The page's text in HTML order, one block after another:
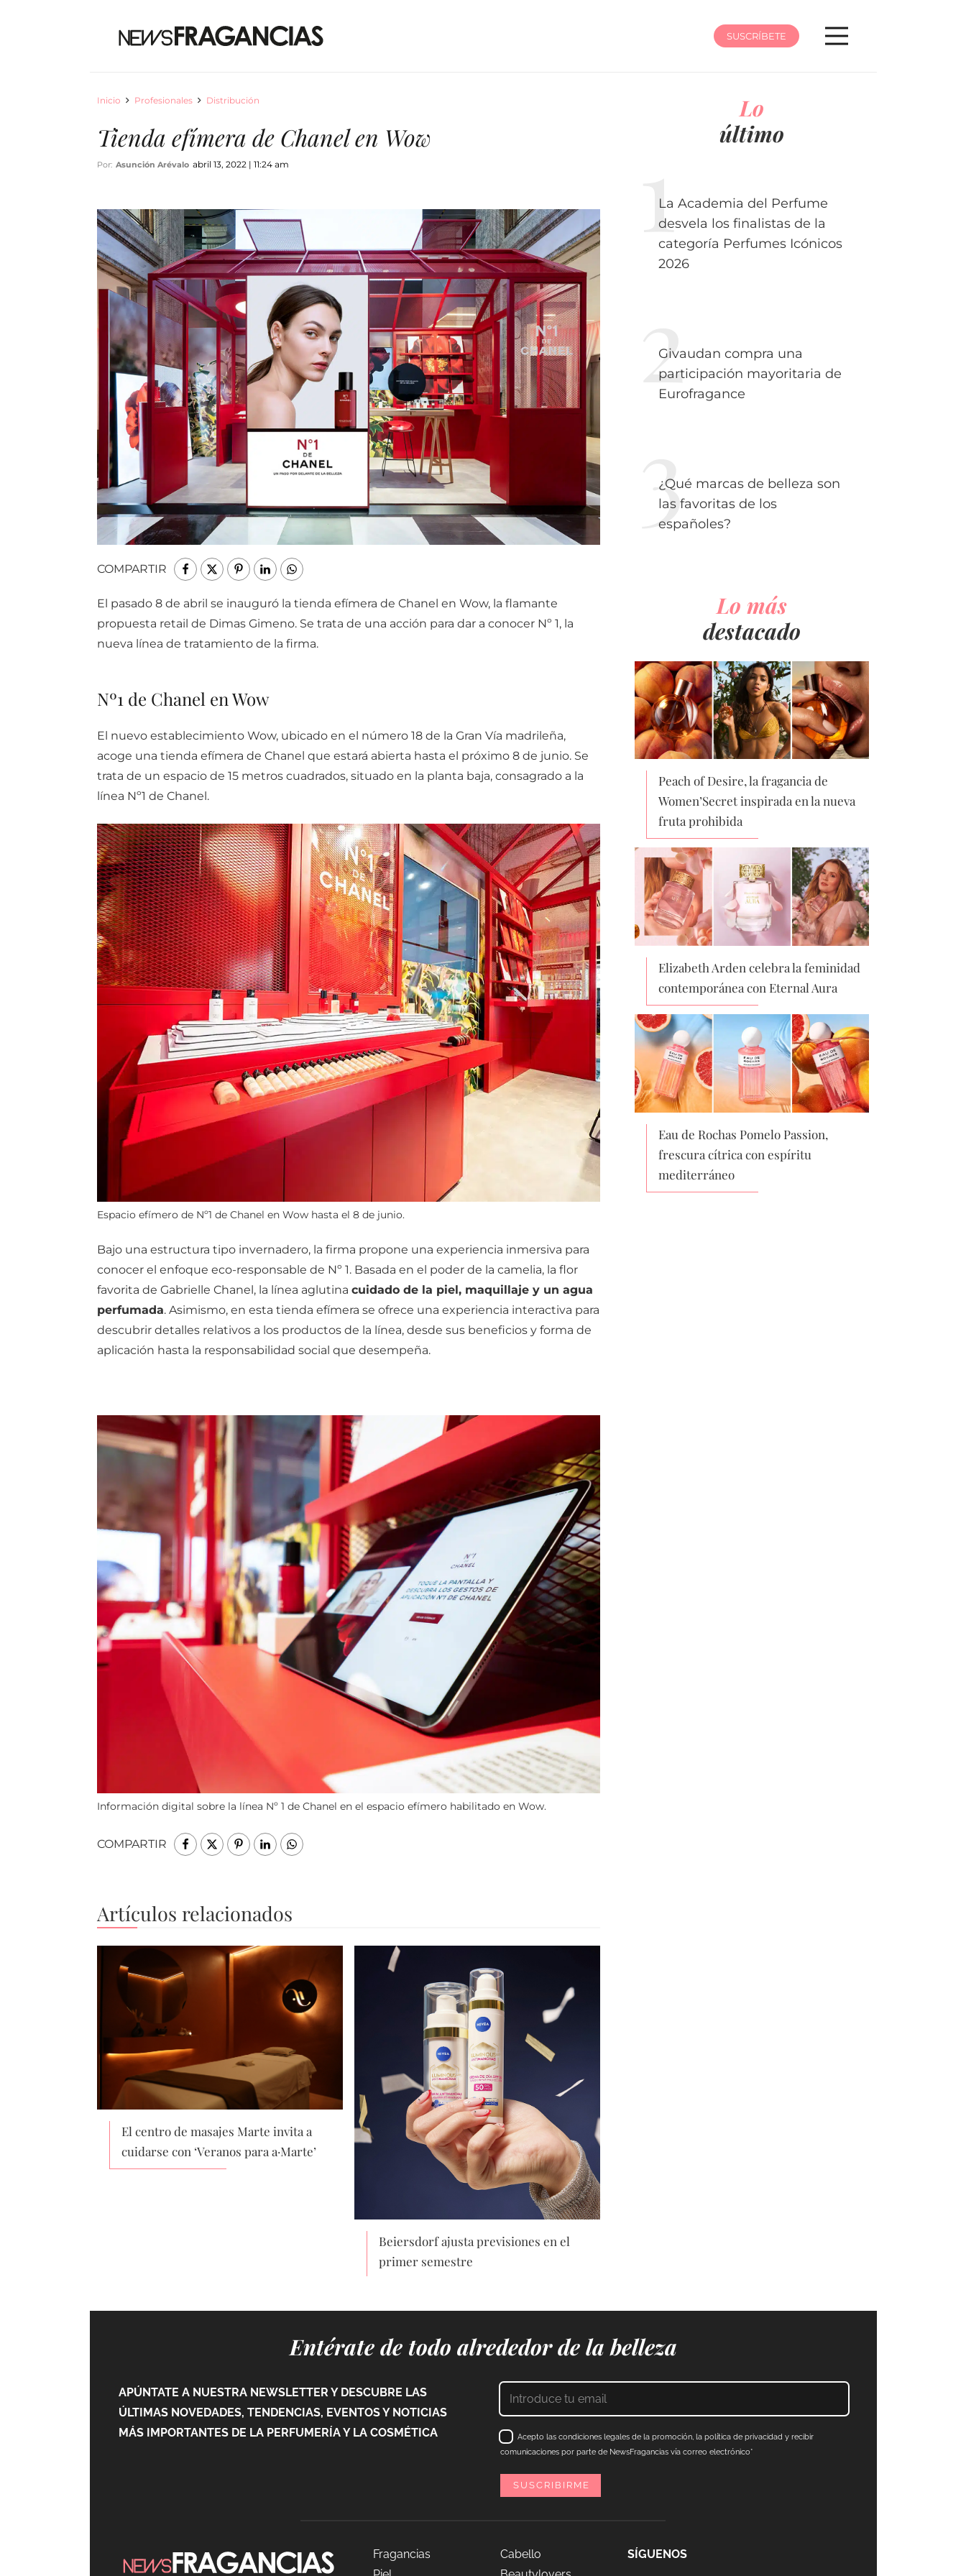
SUSCRÍBETE
Inicio Profesionales Distribución
Tienda efímera de Chanel en Wow
Por: Asunción Arévalo abril 13, 2022 | 11:24 am
COMPARTIR
El pasado 8 de abril se inauguró la tienda efímera de Chanel en Wow, la flamante
propuesta retail de Dimas Gimeno. Se trata de una acción para dar a conocer Nº 1, la
nueva línea de tratamiento de la firma.
Nº1 de Chanel en Wow
El nuevo establecimiento Wow, ubicado en el número 18 de la Gran Vía madrileña,
acoge una tienda efímera de Chanel que estará abierta hasta el próximo 8 de junio. Se
trata de un espacio de 15 metros cuadrados, situado en la planta baja, consagrado a la
línea Nº1 de Chanel.
Espacio efímero de Nº1 de Chanel en Wow hasta el 8 de junio.
Bajo una estructura tipo invernadero, la firma propone una experiencia inmersiva para
conocer el enfoque eco-responsable de Nº 1. Basada en el poder de la camelia, la flor
favorita de Gabrielle Chanel, la línea aglutina cuidado de la piel, maquillaje y un agua
perfumada. Asimismo, en esta tienda efímera se ofrece una experiencia interactiva para
descubrir detalles relativos a los productos de la línea, desde sus beneficios y forma de
aplicación hasta la responsabilidad social que desempeña.
Información digital sobre la línea Nº 1 de Chanel en el espacio efímero habilitado en Wow.
COMPARTIR
Artículos relacionados
El centro de masajes Marte invita a
cuidarse con ‘Veranos para a·Marte’
Beiersdorf ajusta previsiones en el
primer semestre
Lo
último
La Academia del Perfume
desvela los finalistas de la
categoría Perfumes Icónicos
2026
Givaudan compra una
participación mayoritaria de
Eurofragance
¿Qué marcas de belleza son
las favoritas de los
españoles?
Lo más
destacado
Peach of Desire, la fragancia de
Women’Secret inspirada en la nueva
fruta prohibida
Elizabeth Arden celebra la feminidad
contemporánea con Eternal Aura
Eau de Rochas Pomelo Passion,
frescura cítrica con espíritu
mediterráneo
Entérate de todo alrededor de la belleza
APÚNTATE A NUESTRA NEWSLETTER Y DESCUBRE LAS
ÚLTIMAS NOVEDADES, TENDENCIAS, EVENTOS Y NOTICIAS
MÁS IMPORTANTES DE LA PERFUMERÍA Y LA COSMÉTICA
Acepto las condiciones legales de la promoción, la política de privacidad y recibir
comunicaciones por parte de NewsFragancias vía correo electrónico*
Fragancias
Cabello
SÍGUENOS